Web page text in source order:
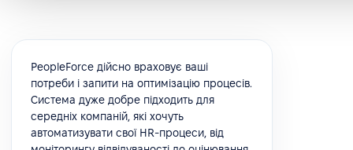
PeopleForce дійсно враховує ваші
потреби і запити на оптимізацію процесів.
Система дуже добре підходить для
середніх компаній, які хочуть
автоматизувати свої HR-процеси, від